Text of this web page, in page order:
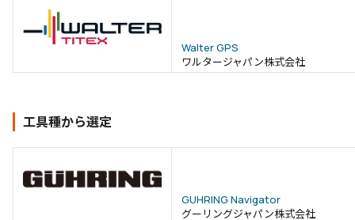
Walter GPS
ワルタージャパン株式会社
工具種から選定
GUHRING Navigator
グーリングジャパン株式会社